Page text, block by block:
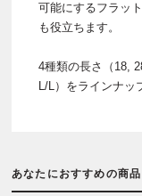
可能にするフラッ
も役立ちます。
4種類の長さ（18,
L/L）をラインナッ
あなたにおすすめの商品